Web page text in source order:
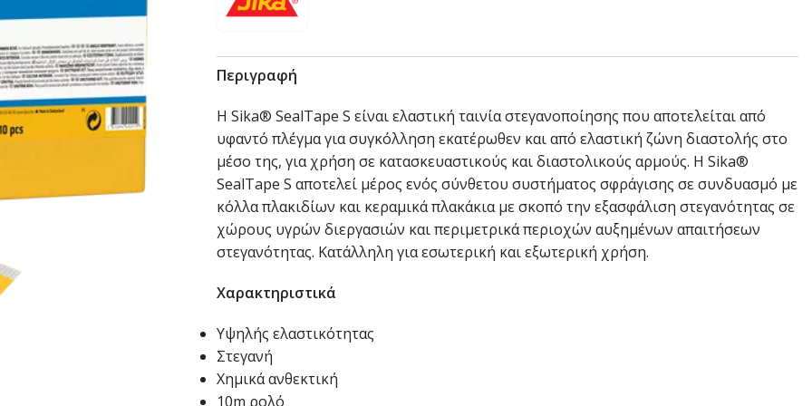
Περιγραφή
Η Sika® SealTape S είναι ελαστική ταινία στεγανοποίησης που αποτελείται από
υφαντό πλέγμα για συγκόλληση εκατέρωθεν και από ελαστική ζώνη διαστολής στο
μέσο της, για χρήση σε κατασκευαστικούς και διαστολικούς αρμούς. Η Sika®
SealTape S αποτελεί μέρος ενός σύνθετου συστήματος σφράγισης σε συνδυασμό με
κόλλα πλακιδίων και κεραμικά πλακάκια με σκοπό την εξασφάλιση στεγανότητας σε
χώρους υγρών διεργασιών και περιμετρικά περιοχών αυξημένων απαιτήσεων
στεγανότητας. Κατάλληλη για εσωτερική και εξωτερική χρήση.
Χαρακτηριστικά
Υψηλής ελαστικότητας
Στεγανή
Χημικά ανθεκτική
10m ρολό